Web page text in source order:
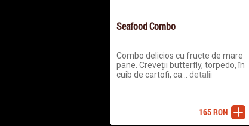
Seafood Combo
Combo delicios cu fructe de mare
pane. Creveții butterfly, torpedo, în
cuib de cartofi, ca... detalii
adaugă
165RON